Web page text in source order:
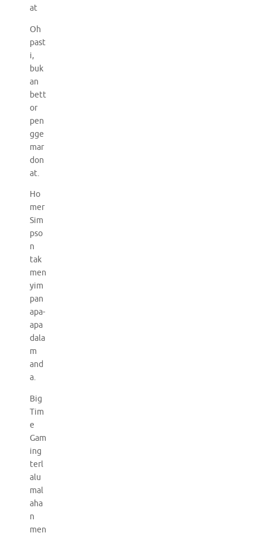
at
Oh
past
i,
buk
an
bett
or
pen
gge
mar
don
at.
Ho
mer
Sim
pso
n
tak
men
yim
pan
apa-
apa
dala
m
and
a.
Big
Tim
e
Gam
ing
terl
alu
mal
aha
n
men